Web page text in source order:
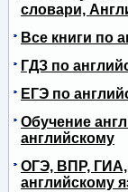
словари,
Все книги по
ГДЗ по
ЕГЭ по
Обучение
английскому
ОГЭ, ВПР,
английскому